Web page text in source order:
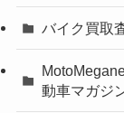
バイク買取
動車マガジ